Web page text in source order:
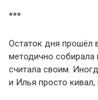
***
Остаток дня прошёл
методично
считала своим.
и Илья просто